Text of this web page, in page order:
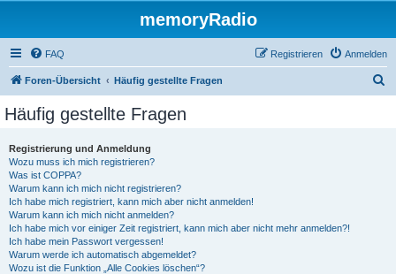
memoryRadio
FAQ Anmelden
Registrieren
Foren-Übersicht Häufig gestellte Fragen
Häufig gestellte Fragen
Registrierung und Anmeldung
Wozu muss ich mich registrieren?
Was ist COPPA?
Warum kann ich mich nicht registrieren?
Ich habe mich registriert, kann mich aber nicht anmelden!
Warum kann ich mich nicht anmelden?
Ich habe mich vor einiger Zeit registriert, kann mich aber nicht mehr anmelden?!
Ich habe mein Passwort vergessen!
Warum werde ich automatisch abgemeldet?
Wozu ist die Funktion „Alle Cookies löschen“?